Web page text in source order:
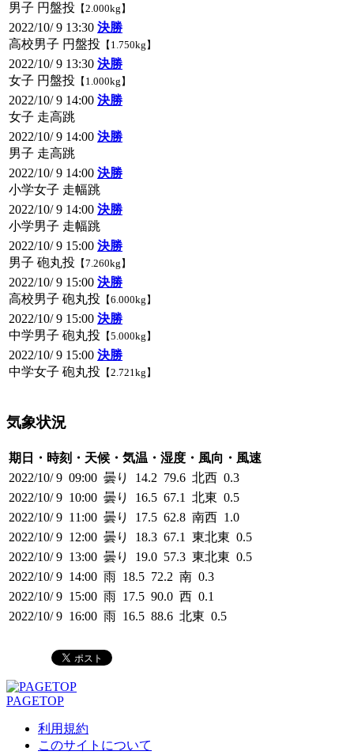
男子 円盤投 【2.000kg】
2022/10/ 9 13:30 決勝
高校男子 円盤投 【1.750kg】
2022/10/ 9 13:30 決勝
女子 円盤投 【1.000kg】
2022/10/ 9 14:00 決勝
女子 走高跳
2022/10/ 9 14:00 決勝
男子 走高跳
2022/10/ 9 14:00 決勝
小学女子 走幅跳
2022/10/ 9 14:00 決勝
小学男子 走幅跳
2022/10/ 9 15:00 決勝
男子 砲丸投 【7.260kg】
2022/10/ 9 15:00 決勝
高校男子 砲丸投 【6.000kg】
2022/10/ 9 15:00 決勝
中学男子 砲丸投 【5.000kg】
2022/10/ 9 15:00 決勝
中学女子 砲丸投 【2.721kg】
気象状況
期日・時刻・天候・気温・湿度・風向・風速
2022/10/ 9 09:00 曇り 14.2 79.6 北西 0.3
2022/10/ 9 10:00 曇り 16.5 67.1 北東 0.5
2022/10/ 9 11:00 曇り 17.5 62.8 南西 1.0
2022/10/ 9 12:00 曇り 18.3 67.1 東北東 0.5
2022/10/ 9 13:00 曇り 19.0 57.3 東北東 0.5
2022/10/ 9 14:00 雨 18.5 72.2 南 0.3
2022/10/ 9 15:00 雨 17.5 90.0 西 0.1
2022/10/ 9 16:00 雨 16.5 88.6 北東 0.5
PAGETOP
利用規約
このサイトについて